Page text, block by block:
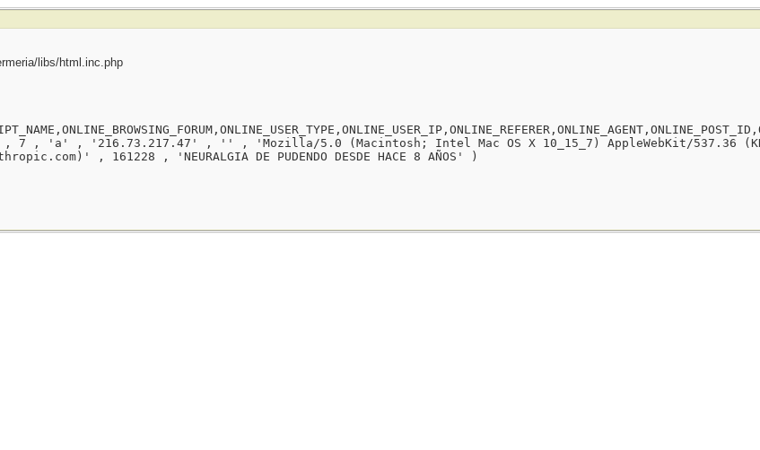
libs/html.inc.php
, 7 , 'a' , '216.73.217.47' , '' , 'Mozilla/5.0 (Macintosh; Intel Mac OS X 10_15_7) AppleWebKit/537.36
, 161228 , 'NEURALGIA DE PUDENDO DESDE HACE 8 AÑOS' )